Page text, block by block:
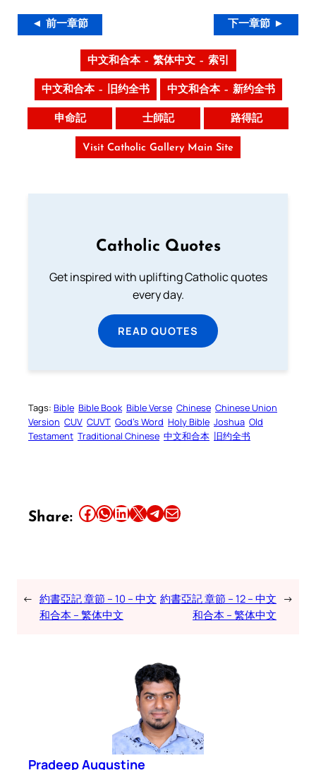
◄ 前一章節 下一章節 ►
中文和合本 – 繁体中文 – 索引
中文和合本 – 旧约全书 中文和合本 – 新约全书
申命記 士師記 路得記
Visit Catholic Gallery Main Site
Catholic Quotes
Get inspired with uplifting Catholic quotes
every day.
READ QUOTES
Tags: Bible Bible Book Bible Verse Chinese Chinese Union
Version CUV CUVT God’s Word Holy Bible Joshua Old
Testament Traditional Chinese 中文和合本 旧约全书
Share: Share this article on Facebook Share this article on WhatsApp Share this article on LinkedIn Share this article on X Share this article on TelegramEmail this Article
← 約書亞記 章節 – 10 – 中文
和合本 – 繁体中文
約書亞記 章節 – 12 – 中文
和合本 – 繁体中文
→
Pradeep Augustine